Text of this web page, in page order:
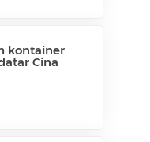
kontainer
Cina